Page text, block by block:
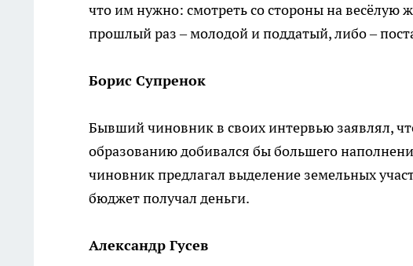
что им нужно: смотреть со стороны на весёлую
прошлый раз – молодой и поддатый, либо –
Борис Супренок
Бывший чиновник в своих интервью заявлял,
образованию добивался бы большего
чиновник предлагал выделение земельных
бюджет получал деньги.
Александр Гусев